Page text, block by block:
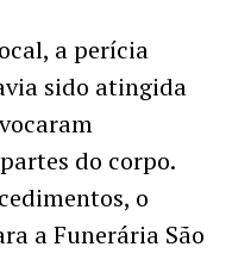
a perícia
sido atingida
do corpo.
o
a Funerária São